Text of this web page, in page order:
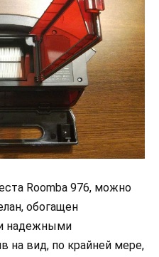
Roomba 976, можно
обогащен
надежными
на вид, по крайней мере,